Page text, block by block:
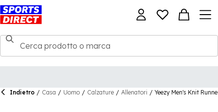
Indietro / Casa / Uomo / Calzature / Allenatori / Yeezy Men's Knit